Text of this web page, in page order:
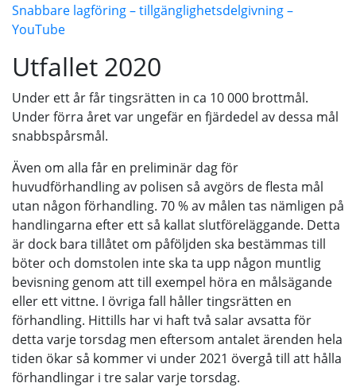
Snabbare lagföring – tillgänglighetsdelgivning –
YouTube
Utfallet 2020
Under ett år får tingsrätten in ca 10 000 brottmål.
Under förra året var ungefär en fjärdedel av dessa mål
snabbspårsmål.
Även om alla får en preliminär dag för
huvudförhandling av polisen så avgörs de flesta mål
utan någon förhandling. 70 % av målen tas nämligen på
handlingarna efter ett så kallat slutföreläggande. Detta
är dock bara tillåtet om påföljden ska bestämmas till
böter och domstolen inte ska ta upp någon muntlig
bevisning genom att till exempel höra en målsägande
eller ett vittne. I övriga fall håller tingsrätten en
förhandling. Hittills har vi haft två salar avsatta för
detta varje torsdag men eftersom antalet ärenden hela
tiden ökar så kommer vi under 2021 övergå till att hålla
förhandlingar i tre salar varje torsdag.